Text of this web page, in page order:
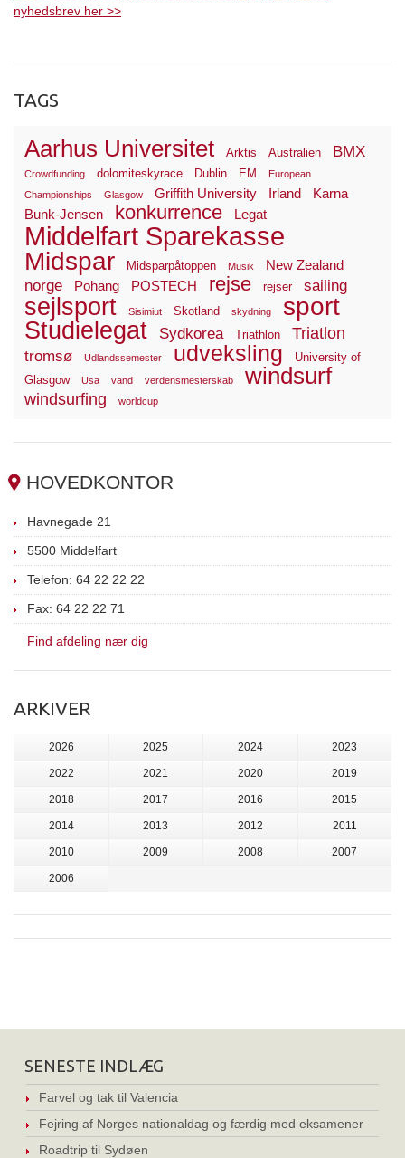
nyhedsbrev her >>
TAGS
Aarhus Universitet Arktis Australien BMX
Crowdfunding dolomiteskyrace Dublin EM
European
Championships
Glasgow Griffith University Irland
Karna
Bunk-Jensen
konkurrence Legat
Middelfart Sparekasse
Midspar Midsparpåtoppen Musik New Zealand
norge Pohang POSTECH rejse rejser sailing
sejlsport Sisimiut Skotland skydning sport
Studielegat Sydkorea Triathlon Triatlon
tromsø Udlandssemester udveksling
University of
Glasgow
Usa vand verdensmesterskab windsurf
windsurfing worldcup
HOVEDKONTOR
Havnegade 21
5500 Middelfart
Telefon: 64 22 22 22
Fax: 64 22 22 71
Find afdeling nær dig
ARKIVER
2026 2025 2024 2023
2022 2021 2020 2019
2018 2017 2016 2015
2014 2013 2012 2011
2010 2009 2008 2007
2006
SENESTE INDLÆG
Farvel og tak til Valencia
Fejring af Norges nationaldag og færdig med eksamener
Roadtrip til Sydøen